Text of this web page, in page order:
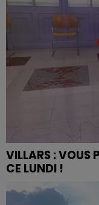
VILLARS : VOUS
CE LUNDI !